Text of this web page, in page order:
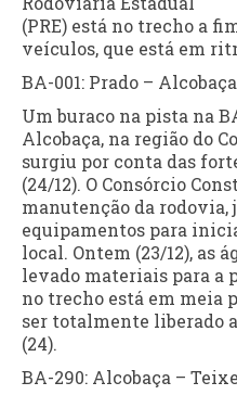
(PRE) está no trecho a
veículos, que está em
BA-001: Prado –
Um buraco na pista na
Alcobaça, na região do
surgiu por conta das
(24/12). O Consórcio
manutenção da rodovia,
equipamentos para
local. Ontem (23/12), as
levado materiais para a
no trecho está em meia
ser totalmente liberado
(24).
BA-290: Alcobaça –